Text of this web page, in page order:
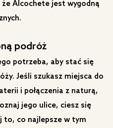
​​Alcochete jest wygodną
podróż
potrzeba, aby stać się
Jeśli szukasz miejsca do
i połączenia z naturą,
jego ulice, ciesz się
to, co najlepsze w tym